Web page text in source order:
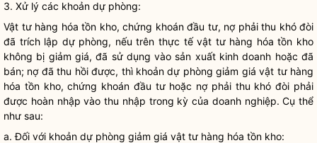
3. Xử lý các khoản dự phòng:
Vật tư hàng hóa tồn kho, chứng khoán đầu tư, nợ phải thu khó đòi
đã trích lập dự phòng, nếu trên thực tế vật tư hàng hóa tồn kho
không bị giảm giá, đã sử dụng vào sản xuất kinh doanh hoặc đã
bán; nợ đã thu hồi được, thì khoản dự phòng giảm giá vật tư hàng
hóa tồn kho, chứng khoán đầu tư hoặc nợ phải thu khó đòi phải
được hoàn nhập vào thu nhập trong kỳ của doanh nghiệp. Cụ thể
như sau:
a. Đối với khoản dự phòng giảm giá vật tư hàng hóa tồn kho: